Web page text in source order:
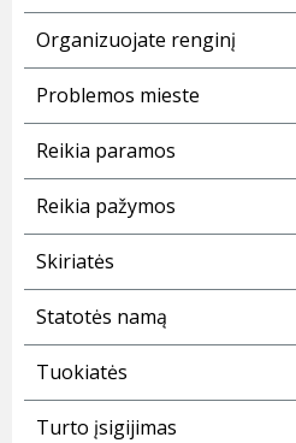
Organizuojate renginį
Problemos mieste
Reikia paramos
Reikia pažymos
Skiriatės
Statotės namą
Tuokiatės
Turto įsigijimas